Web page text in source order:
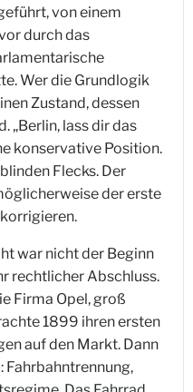
von einem
durch das
Wer die Grundlogik
Zustand, dessen
„Berlin, lass dir das
konservative Position.
Flecks. Der
der erste
war nicht der Beginn
rechtlicher Abschluss.
Firma Opel, groß
1899 ihren ersten
auf den Markt. Dann